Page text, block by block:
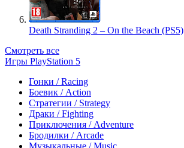
Death Stranding 2 – On the Beach (PS5)
Смотреть все
Игры PlayStation 5
Гонки / Racing
Боевик / Action
Стратегии / Strategy
Драки / Fighting
Приключения / Adventure
Бродилки / Arcade
Музыкальные / Music